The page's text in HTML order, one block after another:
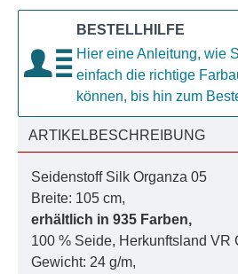
BESTELLHILFE
Hier eine Anleitung, wie
einfach die richtige
können, bis hin zum
ARTIKELBESCHREIBUNG
Seidenstoff Silk Organza 05
Breite: 105 cm,
erhältlich in 935 Farben,
100 % Seide, Herkunftsland VR
Gewicht: 24 g/m,